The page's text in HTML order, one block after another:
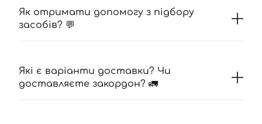
Як отримати допомогу з підбору
засобів? 💬
Які є варіанти доставки? Чи
доставляєте закордон? 🚛